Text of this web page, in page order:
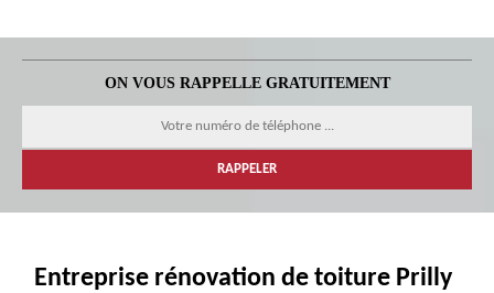
ON VOUS RAPPELLE GRATUITEMENT
Entreprise rénovation de toiture Prilly